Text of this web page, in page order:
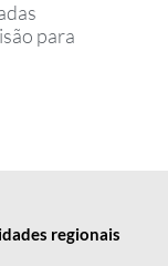
para
regionais